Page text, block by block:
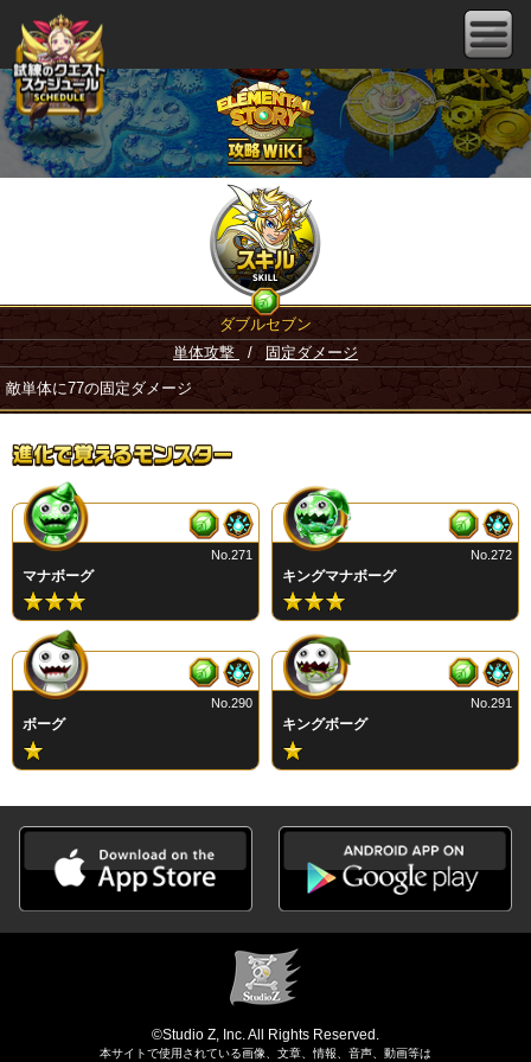
ダブルセブン
単体攻撃
/ 固定ダメージ
敵単体に77の固定ダメージ
マナボーグ
No.271
キングマナボーグ
No.272
ボーグ
No.290
キングボーグ
No.291
©Studio Z, Inc. All Rights Reserved.
本サイトで使用されている画像、文章、情報、音声、動画等は